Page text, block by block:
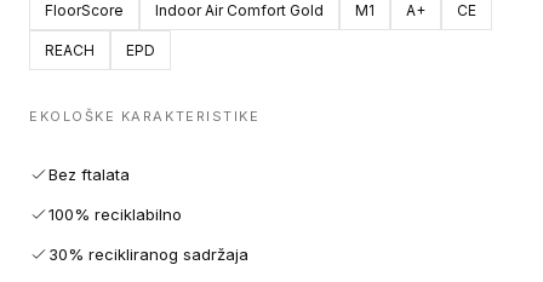
FloorScore Indoor Air Comfort Gold M1 A+ CE
REACH EPD
EKOLOŠKE KARAKTERISTIKE
Bez ftalata
100% reciklabilno
30% recikliranog sadržaja